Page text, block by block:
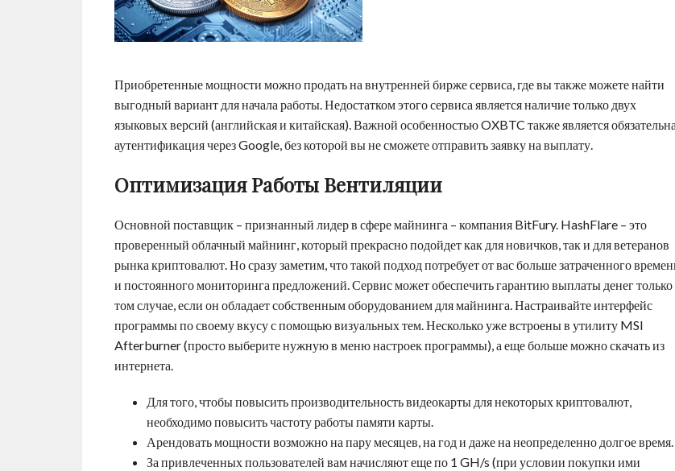
Приобретенные мощности можно продать на внутренней бирже сервиса, где вы также можете найти
выгодный вариант для начала работы. Недостатком этого сервиса является наличие только двух
языковых версий (английская и китайская). Важной особенностью OXBTC также является
аутентификация через Google, без которой вы не сможете отправить заявку на выплату.
Оптимизация Работы Вентиляции
Основной поставщик – признанный лидер в сфере майнинга – компания BitFury. HashFlare – это
проверенный облачный майнинг, который прекрасно подойдет как для новичков, так и для ветеранов
рынка криптовалют. Но сразу заметим, что такой подход потребует от вас больше затраченного
и постоянного мониторинга предложений. Сервис может обеспечить гарантию выплаты денег только
том случае, если он обладает собственным оборудованием для майнинга. Настраивайте интерфейс
программы по своему вкусу с помощью визуальных тем. Несколько уже встроены в утилиту MSI
Afterburner (просто выберите нужную в меню настроек программы), а еще больше можно скачать из
интернета.
Для того, чтобы повысить производительность видеокарты для некоторых криптовалют,
необходимо повысить частоту работы памяти карты.
Арендовать мощности возможно на пару месяцев, на год и даже на неопределенно долгое время.
За привлеченных пользователей вам начисляют еще по 1 GH/s (при условии покупки ими